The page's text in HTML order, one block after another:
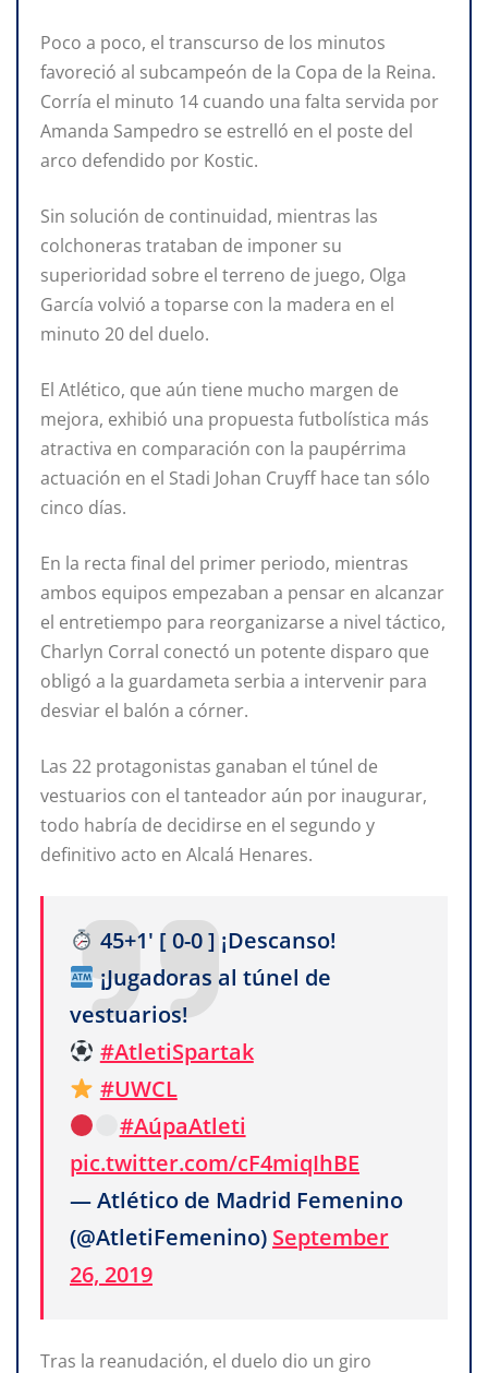
Poco a poco, el transcurso de los minutos
favoreció al subcampeón de la Copa de la Reina.
Corría el minuto 14 cuando una falta servida por
Amanda Sampedro se estrelló en el poste del
arco defendido por Kostic.
Sin solución de continuidad, mientras las
colchoneras trataban de imponer su
superioridad sobre el terreno de juego, Olga
García volvió a toparse con la madera en el
minuto 20 del duelo.
El Atlético, que aún tiene mucho margen de
mejora, exhibió una propuesta futbolística más
atractiva en comparación con la paupérrima
actuación en el Stadi Johan Cruyff hace tan sólo
cinco días.
En la recta final del primer periodo, mientras
ambos equipos empezaban a pensar en alcanzar
el entretiempo para reorganizarse a nivel táctico,
Charlyn Corral conectó un potente disparo que
obligó a la guardameta serbia a intervenir para
desviar el balón a córner.
Las 22 protagonistas ganaban el túnel de
vestuarios con el tanteador aún por inaugurar,
todo habría de decidirse en el segundo y
definitivo acto en Alcalá Henares.
45+1' [ 0-0 ] ¡Descanso!
¡Jugadoras al túnel de
vestuarios!
#AtletiSpartak
#UWCL
#AúpaAtleti
pic.twitter.com/cF4miqIhBE
— Atlético de Madrid Femenino
(@AtletiFemenino) September
26, 2019
Tras la reanudación, el duelo dio un giro